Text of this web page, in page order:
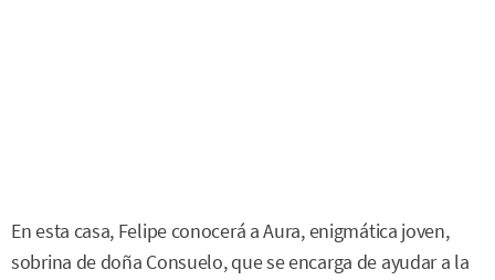
En esta casa, Felipe conocerá a Aura, enigmática joven,
sobrina de doña Consuelo, que se encarga de ayudar a la